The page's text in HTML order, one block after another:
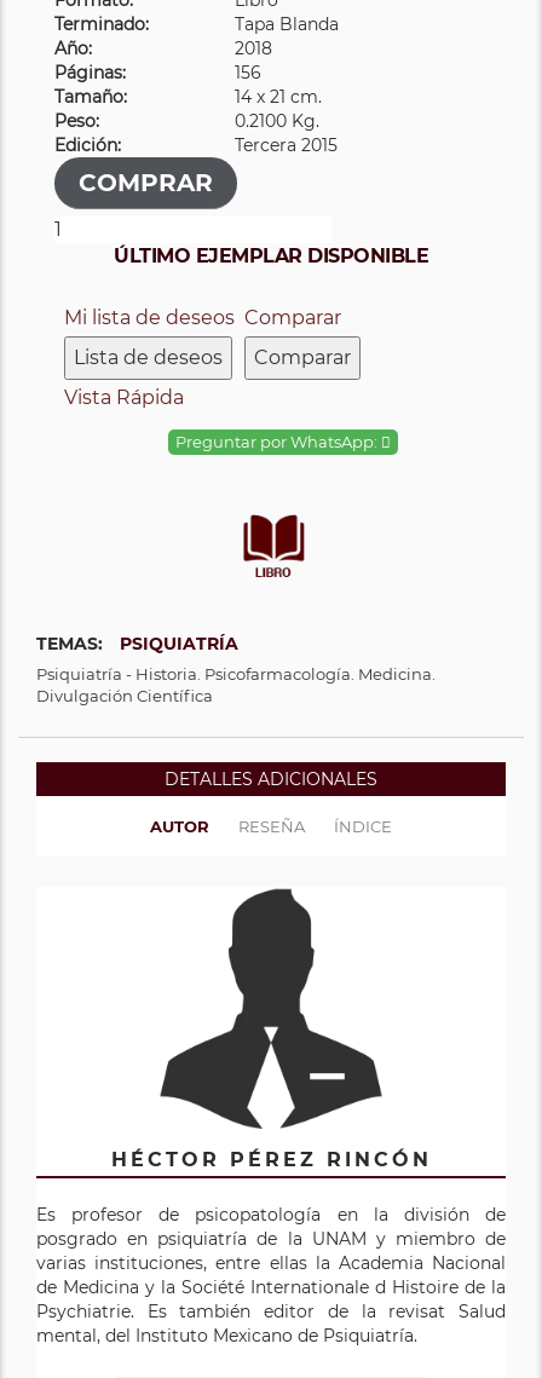
Terminado:
Tapa Blanda
Año:
2018
Páginas:
156
Tamaño:
14 x 21 cm.
Peso:
0.2100 Kg.
Edición:
Tercera 2015
ÚLTIMO EJEMPLAR DISPONIBLE
Mi lista de deseos
Lista de deseos
Comparar
Comparar
Vista Rápida
Preguntar por WhatsApp:
TEMAS: PSIQUIATRÍA
Psiquiatría - Historia. Psicofarmacología. Medicina.
Divulgación Científica
DETALLES ADICIONALES
AUTOR RESEÑA ÍNDICE
HÉCTOR PÉREZ RINCÓN
Es profesor de psicopatología en la división de
posgrado en psiquiatría de la UNAM y miembro de
varias instituciones, entre ellas la Academia Nacional
de Medicina y la Société Internationale d Histoire de la
Psychiatrie. Es también editor de la revisat Salud
mental, del Instituto Mexicano de Psiquiatría.